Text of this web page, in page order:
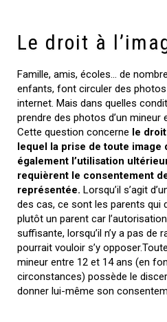
Le droit à
Famille, amis, écoles… de
enfants, font circuler des
internet. Mais dans quelles
prendre des photos d’un mineur
Cette question concerne le
lequel la prise de toute image
également l’utilisation
requièrent le consentement
représentée. Lorsqu’il s’agit
des cas, ce sont les parents qui
plutôt un parent car
suffisante, lorsqu’il n’y a pas de
pourrait vouloir s’y
mineur entre 12 et 14 ans (en
circonstances) possède le
donner lui-même son